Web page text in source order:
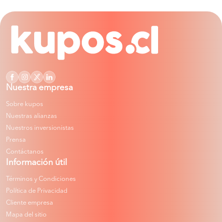
Nuestra empresa
Sobre kupos
Nuestras alianzas
Nuestros inversionistas
Prensa
Contáctanos
Información útil
Términos y Condiciones
Política de Privacidad
Cliente empresa
Mapa del sitio